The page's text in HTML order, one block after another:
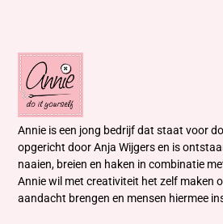
Annie is een jong bedrijf dat staat voor
opgericht door Anja Wijgers en is
naaien, breien en haken in combinatie
Annie wil met creativiteit het zelf maken
aandacht brengen en mensen hiermee